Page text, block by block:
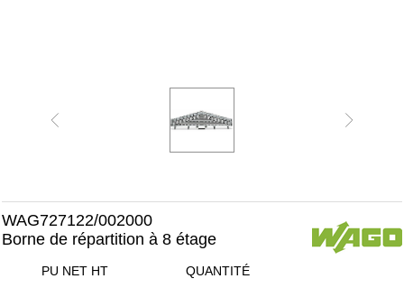
WAG727122/002000
Borne de répartition à 8 étage
PU NET HT QUANTITÉ